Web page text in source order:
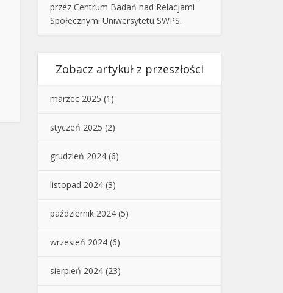
przez Centrum Badań nad Relacjami
Społecznymi Uniwersytetu SWPS.
Zobacz artykuł z przeszłości
marzec 2025 (1)
styczeń 2025 (2)
grudzień 2024 (6)
listopad 2024 (3)
październik 2024 (5)
wrzesień 2024 (6)
sierpień 2024 (23)